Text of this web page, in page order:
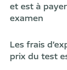
et est à
examen
Les frais
prix du test